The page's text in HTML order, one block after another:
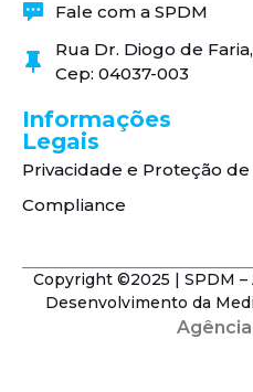
Fale com a SPDM
Rua Dr. Diogo de
Cep: 04037-003
Informações
Legais
Privacidade e Proteção
Compliance
Copyright ©2025 | SPDM –
Desenvolvimento da